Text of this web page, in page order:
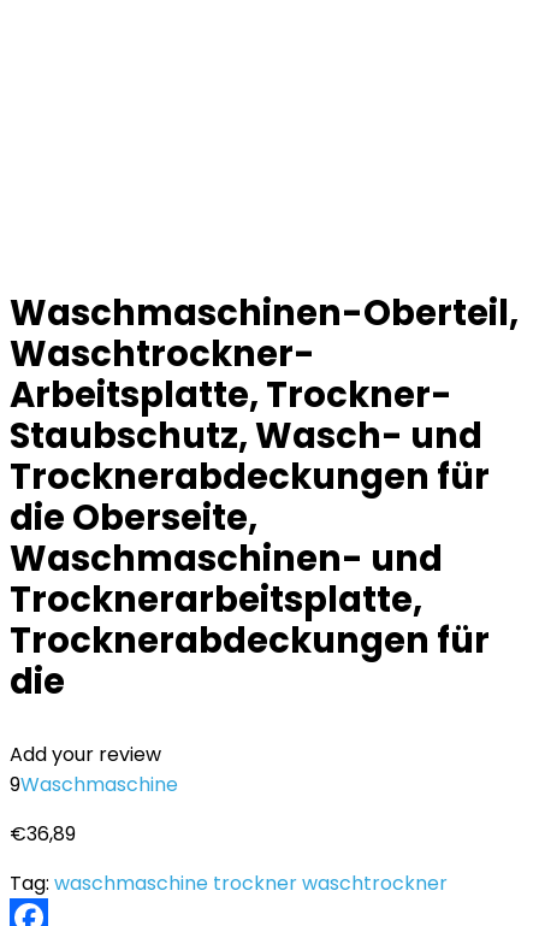
Waschmaschinen-Oberteil,
Waschtrockner-
Arbeitsplatte, Trockner-
Staubschutz, Wasch- und
Trocknerabdeckungen für
die Oberseite,
Waschmaschinen- und
Trocknerarbeitsplatte,
Trocknerabdeckungen für
die
Add your review
9Waschmaschine
€36,89
Tag: waschmaschine trockner waschtrockner